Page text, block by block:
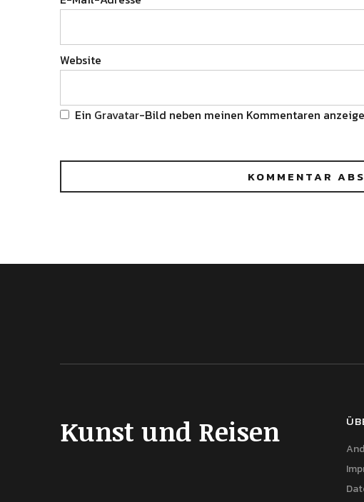
Website
Ein Gravatar-Bild neben meinen Kommentaren
Kunst und Reisen